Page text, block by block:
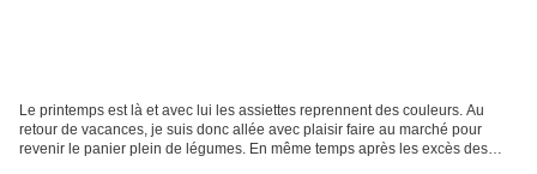
Le printemps est là et avec lui les assiettes reprennent des couleurs. Au
retour de vacances, je suis donc allée avec plaisir faire au marché pour
revenir le panier plein de légumes. En même temps après les excès des